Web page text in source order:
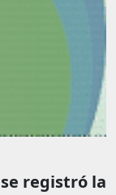
registró la